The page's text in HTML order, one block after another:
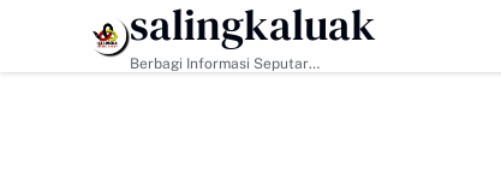
HEADLINE
salingkaluak
Berbagi Informasi Seputar